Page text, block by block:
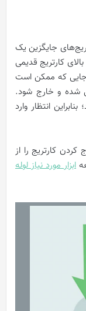
جایگزین یک
کارتریج قدیمی
جایی که ممکن است
شده و خارج شود.
انتظار وارد
کارتریج را از
ابزار مورد نیاز لوله